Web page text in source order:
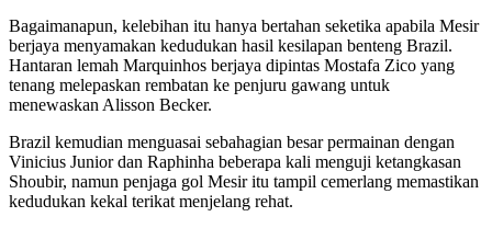
Bagaimanapun, kelebihan itu hanya bertahan seketika apabila Mesir
berjaya menyamakan kedudukan hasil kesilapan benteng Brazil.
Hantaran lemah Marquinhos berjaya dipintas Mostafa Zico yang
tenang melepaskan rembatan ke penjuru gawang untuk
menewaskan Alisson Becker.
Brazil kemudian menguasai sebahagian besar permainan dengan
Vinicius Junior dan Raphinha beberapa kali menguji ketangkasan
Shoubir, namun penjaga gol Mesir itu tampil cemerlang memastikan
kedudukan kekal terikat menjelang rehat.